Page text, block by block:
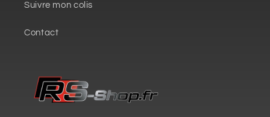
Suivre mon colis
Contact